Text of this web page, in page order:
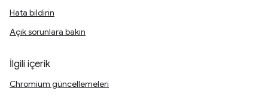
Hata bildirin
Açık sorunlara bakın
İlgili içerik
Chromium güncellemeleri